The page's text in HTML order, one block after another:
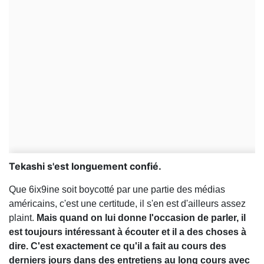
Tekashi s'est longuement confié.
Que 6ix9ine soit boycotté par une partie des médias
américains, c'est une certitude, il s'en est d'ailleurs assez
plaint. Mais quand on lui donne l'occasion de parler, il
est toujours intéressant à écouter et il a des choses à
dire. C'est exactement ce qu'il a fait au cours des
derniers jours dans des entretiens au long cours avec